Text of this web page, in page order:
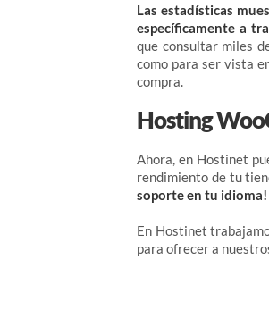
Las estadísticas
específicamente a
que consultar miles
como para ser vista
compra.
Hosting
Ahora, en Hostinet
rendimiento de tu
soporte en tu idioma!
En Hostinet
para ofrecer a